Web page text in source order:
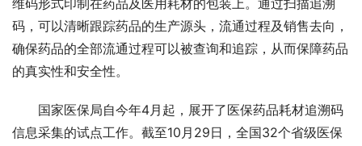
维码形式印制在药品及医用耗材的包装上。通过扫描追溯
码，可以清晰跟踪药品的生产源头，流通过程及销售去向，
确保药品的全部流通过程可以被查询和追踪，从而保障药品
的真实性和安全性。
国家医保局自今年4月起，展开了医保药品耗材追溯码
信息采集的试点工作。截至10月29日，全国32个省级医保